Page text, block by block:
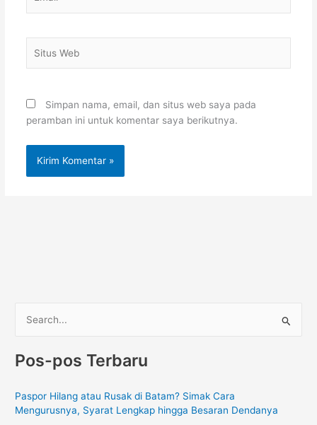
Web
Simpan nama, email, dan situs web saya pada
peramban ini untuk komentar saya berikutnya.
r
u
Pos-pos Terbaru
Paspor Hilang atau Rusak di Batam? Simak Cara
Mengurusnya, Syarat Lengkap hingga Besaran Dendanya